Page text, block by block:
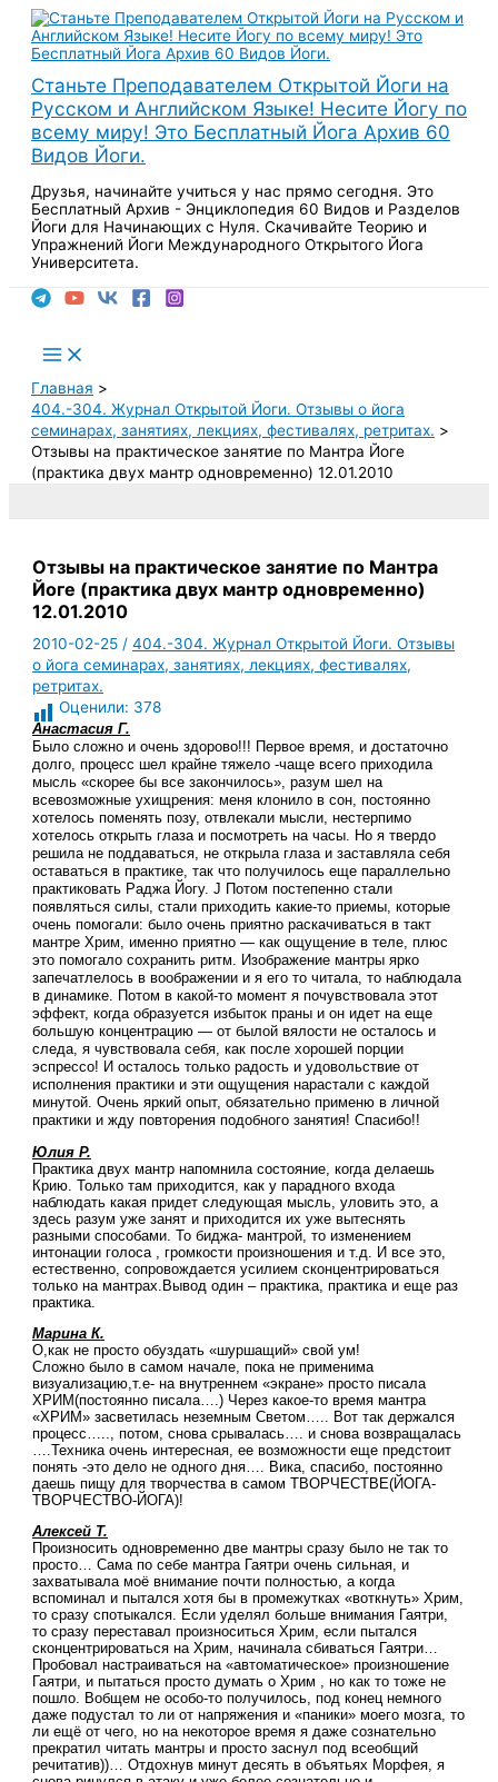
Перейти
содержимому
Станьте Преподавателем Открытой Йоги на
Русском и Английском Языке! Несите Йогу по
всему миру! Это Бесплатный Йога Архив 60
Видов Йоги.
Друзья, начинайте учиться у нас прямо сегодня. Это
Бесплатный Архив - Энциклопедия 60 Видов и Разделов
Йоги для Начинающих с Нуля. Скачивайте Теорию и
Упражнений Йоги Международного Открытого Йога
Университета.
Main
Menu
Главная
404.-304. Журнал Открытой Йоги. Отзывы о йога
семинарах, занятиях, лекциях, фестивалях, ретритах.
Отзывы на практическое занятие по Мантра Йоге
(практика двух мантр одновременно) 12.01.2010
Отзывы на практическое занятие по Мантра
Йоге (практика двух мантр одновременно)
12.01.2010
2010-02-25/404.-304. Журнал Открытой Йоги. Отзывы
о йога семинарах, занятиях, лекциях, фестивалях,
ретритах.
Оценили: 378
Анастасия Г.
Было сложно и очень здорово!!! Первое время, и достаточно
долго, процесс шел крайне тяжело -чаще всего приходила
мысль «скорее бы все закончилось», разум шел на
всевозможные ухищрения: меня клонило в сон, постоянно
хотелось поменять позу, отвлекали мысли, нестерпимо
хотелось открыть глаза и посмотреть на часы. Но я твердо
решила не поддаваться, не открыла глаза и заставляла себя
оставаться в практике, так что получилось еще параллельно
практиковать Раджа Йогу. J Потом постепенно стали
появляться силы, стали приходить какие-то приемы, которые
очень помогали: было очень приятно раскачиваться в такт
мантре Хрим, именно приятно — как ощущение в теле, плюс
это помогало сохранить ритм. Изображение мантры ярко
запечатлелось в воображении и я его то читала, то наблюдала
в динамике. Потом в какой-то момент я почувствовала этот
эффект, когда образуется избыток праны и он идет на еще
большую концентрацию — от былой вялости не осталось и
следа, я чувствовала себя, как после хорошей порции
эспрессо! И осталось только радость и удовольствие от
исполнения практики и эти ощущения нарастали с каждой
минутой. Очень яркий опыт, обязательно применю в личной
практики и жду повторения подобного занятия! Спасибо!!
Юлия Р.
Практика двух мантр напомнила состояние, когда делаешь
Крию. Только там приходится, как у парадного входа
наблюдать какая придет следующая мысль, уловить это, а
здесь разум уже занят и приходится их уже вытеснять
разными способами. То биджа- мантрой, то изменением
интонации голоса , громкости произношения и т.д. И все это,
естественно, сопровождается усилием сконцентрироваться
только на мантрах.Вывод один – практика, практика и еще раз
практика.
Марина К.
О,как не просто обуздать «шуршащий» свой ум!
Сложно было в самом начале, пока не применима
визуализацию,т.е- на внутреннем «экране» просто писала
ХРИМ(постоянно писала….) Через какое-то время мантра
«ХРИМ» засветилась неземным Светом….. Вот так держался
процесс….., потом, снова срывалась…. и снова возвращалась
….Техника очень интересная, ее возможности еще предстоит
понять -это дело не одного дня…. Вика, спасибо, постоянно
даешь пищу для творчества в самом ТВОРЧЕСТВЕ(ЙОГА-
ТВОРЧЕСТВО-ЙОГА)!
Алексей Т.
Произносить одновременно две мантры сразу было не так то
просто… Сама по себе мантра Гаятри очень сильная, и
захватывала моё внимание почти полностью, а когда
вспоминал и пытался хотя бы в промежутках «воткнуть» Хрим,
то сразу спотыкался. Если уделял больше внимания Гаятри,
то сразу переставал произноситься Хрим, если пытался
сконцентрироваться на Хрим, начинала сбиваться Гаятри…
Пробовал настраиваться на «автоматическое» произношение
Гаятри, и пытаться просто думать о Хрим , но как то тоже не
пошло. Вобщем не особо-то получилось, под конец немного
даже подустал то ли от напряжения и «паники» моего мозга, то
ли ещё от чего, но на некоторое время я даже сознательно
прекратил читать мантры и просто заснул под всеобщий
речитатив))… Отдохнув минут десять в объятьях Морфея, я